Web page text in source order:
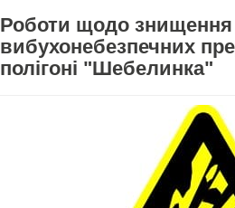
Роботи щодо знищення
вибухонебезпечних
полігоні "Шебелинка"